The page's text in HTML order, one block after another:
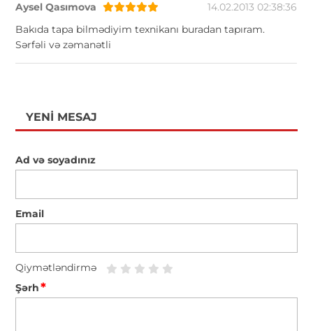
Aysel Qasımova
14.02.2013 02:38:36
Bakıda tapa bilmədiyim texnikanı buradan tapıram.
Sərfəli və zəmanətli
YENI MESAJ
Ad və soyadınız
Email
Qiymətləndirmə
Şərh*